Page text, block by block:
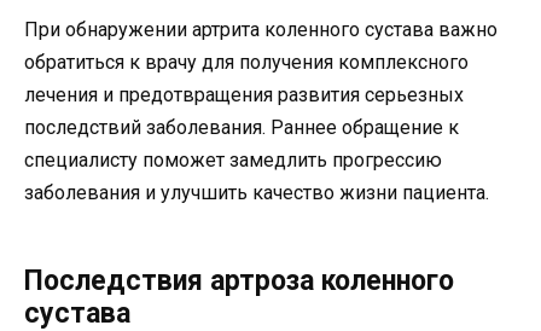
При обнаружении артрита коленного сустава важно
обратиться к врачу для получения комплексного
лечения и предотвращения развития серьезных
последствий заболевания. Раннее обращение к
специалисту поможет замедлить прогрессию
заболевания и улучшить качество жизни пациента.
Последствия артроза коленного
сустава